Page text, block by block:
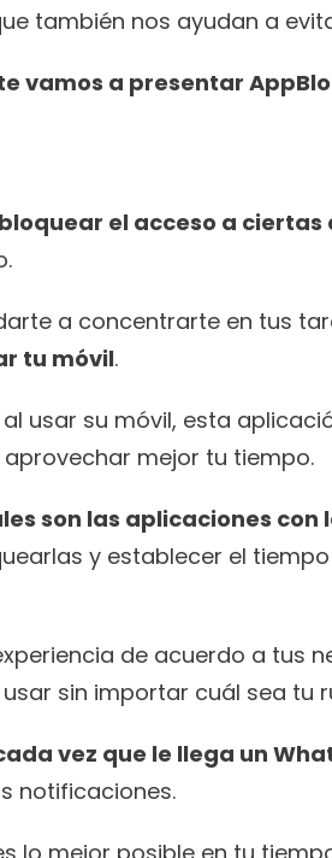
también nos ayudan a
vamos a presentar
bloquear el acceso a ciertas
a concentrarte en tus
tu móvil.
usar su móvil, esta
mejor tu tiempo.
son las aplicaciones con
y establecer el
de acuerdo a tus
sin importar cuál sea tu
vez que le llega un
notificaciones.